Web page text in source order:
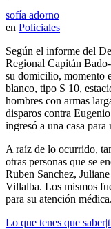
sofía adorno
en Policiales
Según el informe del
Regional Capitán
su domicilio, momento
blanco, tipo S 10,
hombres con armas
disparos contra
ingresó a una casa para
A raíz de lo ocurrido,
otras personas que se
Ruben Sanchez,
Villalba. Los mismos
para su atención médica.
Lo que tenes que